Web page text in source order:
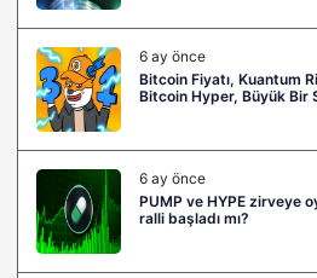
6 ay önce
Bitcoin Fiyatı, Kuantum
Bitcoin Hyper, Büyük Bir
6 ay önce
PUMP ve HYPE zirveye
ralli başladı mı?